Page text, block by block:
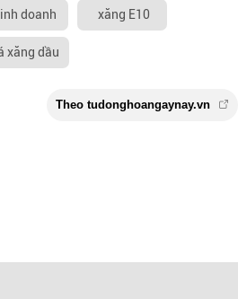
doanh xăng E10
xăng dầu